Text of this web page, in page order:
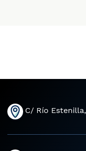
C/ Río